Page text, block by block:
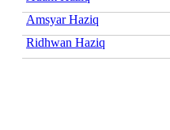
Amsyar Haziq
Ridhwan Haziq